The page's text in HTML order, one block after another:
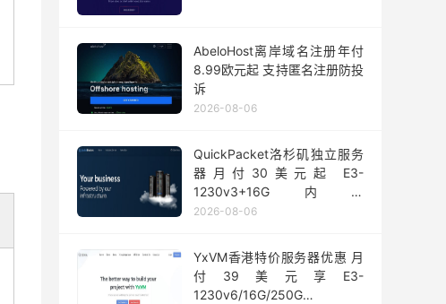
AbeloHost离岸域名注册年付
8.99欧元起 支持匿名注册防投
诉
2026-08-06
QuickPacket洛杉矶独立服务
器月付30美元起 E3-
1230v3+16G内存
1Gbps@50TB大流量
2026-08-06
YxVM香港特价服务器优惠 月
付39美元享E3-
1230v6/16G/250G